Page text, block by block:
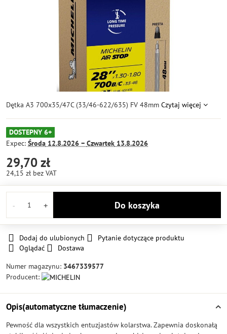
Dętka A3 700x35/47C (33/46-622/635) FV 48mm Czytaj więcej
DOSTEPNY 6+
Expec: Środa 12.8.2026 − Czwartek 13.8.2026
29,70 zł
24,15 zł bez VAT
Do koszyka
Dodaj do ulubionych
Pytanie dotyczące produktu
Oglądać
Dostawa
Numer magazynu: 3467339577
Producent:
Opis(automatyczne tłumaczenie)
Pewność dla wszystkich entuzjastów kolarstwa. Zapewnia doskonałą